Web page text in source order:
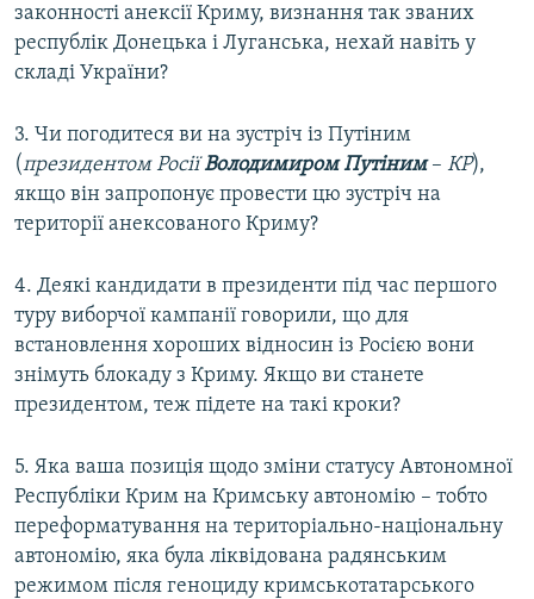
законності анексії Криму, визнання так званих
республік Донецька і Луганська, нехай навіть у
складі України?
3. Чи погодитеся ви на зустріч із Путіним
(президентом РосіїВолодимиром Путіним – КР),
якщо він запропонує провести цю зустріч на
території анексованого Криму?
4. Деякі кандидати в президенти під час першого
туру виборчої кампанії говорили, що для
встановлення хороших відносин із Росією вони
знімуть блокаду з Криму. Якщо ви станете
президентом, теж підете на такі кроки?
5. Яка ваша позиція щодо зміни статусу Автономної
Республіки Крим на Кримську автономію – тобто
переформатування на територіально-національну
автономію, яка була ліквідована радянським
режимом після геноциду кримськотатарського